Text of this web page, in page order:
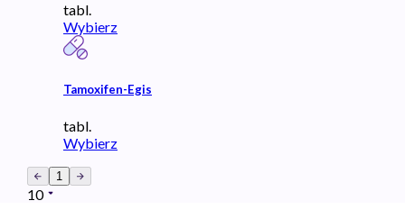
tabl.
Wybierz
Tamoxifen-Egis
tabl.
Wybierz
1
10